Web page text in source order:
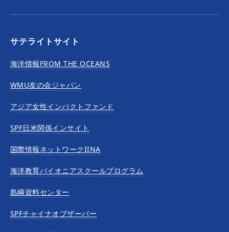
サテライトサイト
海洋情報FROM THE OCEANS
WMU友の会ジャパン
アジア女性インパクトファンド
SPF日米関係インサイト
国際情報ネットワークIINA
海洋教育パイオニアスクールプログラム
島嶼資料センター
SPFチャイナオブザーバー